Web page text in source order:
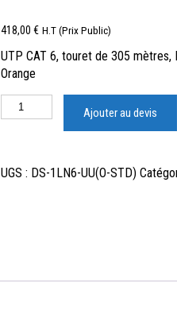
418,00€ H.T (Prix Public)
UTP CAT 6, touret de 305 mètres,
Orange
Ajouter au devis
UGS : DS-1LN6-UU(O-STD)